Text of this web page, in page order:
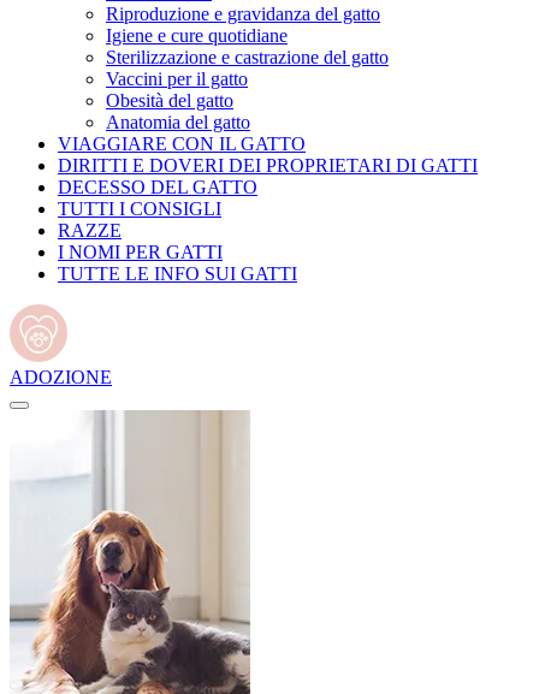
Riproduzione e gravidanza del gatto
Igiene e cure quotidiane
Sterilizzazione e castrazione del gatto
Vaccini per il gatto
Obesità del gatto
Anatomia del gatto
VIAGGIARE CON IL GATTO
DIRITTI E DOVERI DEI PROPRIETARI DI GATTI
DECESSO DEL GATTO
TUTTI I CONSIGLI
RAZZE
I NOMI PER GATTI
TUTTE LE INFO SUI GATTI
ADOZIONE